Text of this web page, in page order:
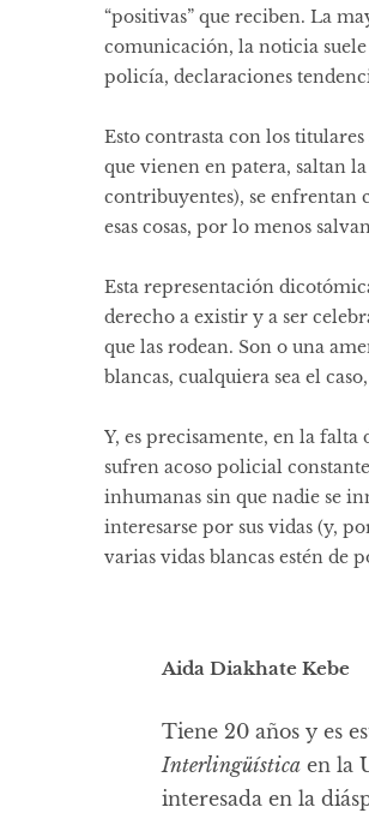
“positivas” que reciben. La
comunicación, la noticia
policía, declaraciones
Esto contrasta con los
que vienen en patera, saltan
contribuyentes), se enfrentan
esas cosas, por lo menos
Esta representación
derecho a existir y a ser
que las rodean. Son o una
blancas, cualquiera sea el
Y, es precisamente, en la
sufren acoso policial
inhumanas sin que nadie se
interesarse por sus vidas (y,
varias vidas blancas estén de
Aida Diakhate Kebe
Tiene 20 años y es
Interlingüística en la
interesada en la